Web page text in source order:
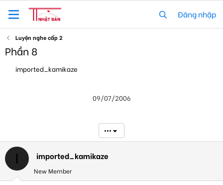
Đăng nhập
Luyện nghe cấp 2
Phần 8
h
r
r
imported_kamikaze
g
09/07/2006
•••
I imported_kamikaze
New Member